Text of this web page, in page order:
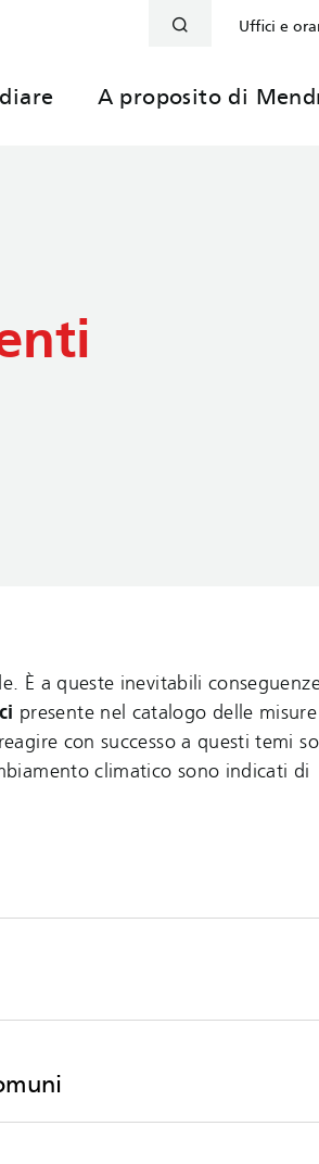
Uffici e
A proposito di
È a queste inevitabili
presente nel catalogo delle
con successo a questi temi
climatico sono indicati di